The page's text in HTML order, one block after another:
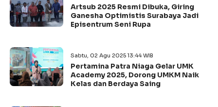
Artsub 2025 Resmi Dibuka, Giring
Ganesha Optimistis Surabaya Jadi
Episentrum Seni Rupa
Sabtu, 02 Agu 2025 13:44 WIB
Pertamina Patra Niaga Gelar UMK
Academy 2025, Dorong UMKM Naik
Kelas dan Berdaya Saing